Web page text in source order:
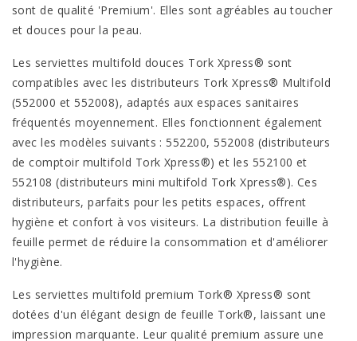
sont de qualité 'Premium'. Elles sont agréables au toucher
et douces pour la peau.
Les serviettes multifold douces Tork Xpress® sont
compatibles avec les distributeurs Tork Xpress® Multifold
(552000 et 552008), adaptés aux espaces sanitaires
fréquentés moyennement. Elles fonctionnent également
avec les modèles suivants : 552200, 552008 (distributeurs
de comptoir multifold Tork Xpress®) et les 552100 et
552108 (distributeurs mini multifold Tork Xpress®). Ces
distributeurs, parfaits pour les petits espaces, offrent
hygiène et confort à vos visiteurs. La distribution feuille à
feuille permet de réduire la consommation et d'améliorer
l'hygiène.
Les serviettes multifold premium Tork® Xpress® sont
dotées d'un élégant design de feuille Tork®, laissant une
impression marquante. Leur qualité premium assure une